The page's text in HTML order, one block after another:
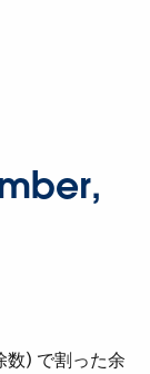
数) で割った余